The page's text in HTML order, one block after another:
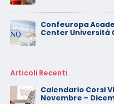
Confeuropa
Center Università
Articoli Recenti
Calendario Corsi
Novembre –